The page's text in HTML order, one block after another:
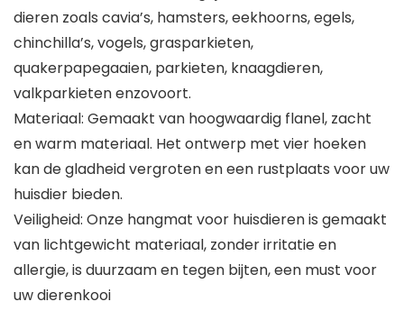
dieren zoals cavia’s, hamsters, eekhoorns, egels,
chinchilla’s, vogels, grasparkieten,
quakerpapegaaien, parkieten, knaagdieren,
valkparkieten enzovoort.
Materiaal: Gemaakt van hoogwaardig flanel, zacht
en warm materiaal. Het ontwerp met vier hoeken
kan de gladheid vergroten en een rustplaats voor uw
huisdier bieden.
Veiligheid: Onze hangmat voor huisdieren is gemaakt
van lichtgewicht materiaal, zonder irritatie en
allergie, is duurzaam en tegen bijten, een must voor
uw dierenkooi